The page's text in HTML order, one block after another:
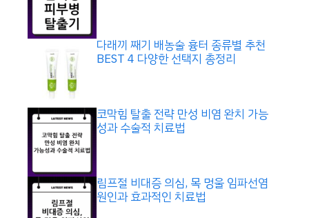
다래끼 째기 배농술 흉터 종류별 추천
BEST 4 다양한 선택지 총정리
코막힘 탈출 전략 만성 비염 완치 가능
성과 수술적 치료법
림프절 비대증 의심, 목 멍울 임파선염
원인과 효과적인 치료법